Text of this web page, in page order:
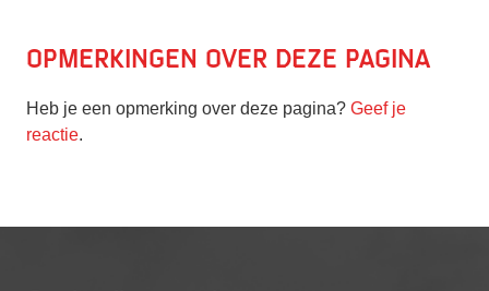
Opmerkingen over deze pagina
Heb je een opmerking over deze pagina? Geef je
reactie.